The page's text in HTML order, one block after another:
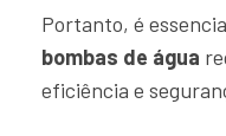
Portanto, é
bombas de água
eficiência e